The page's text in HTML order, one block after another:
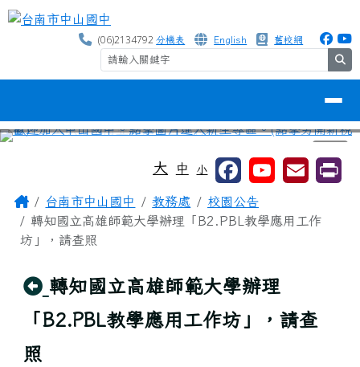
跳至主內容區
台南市中山國中
(06)2134792分機表 English 舊校網
⏸
大 中 小
主內容區域
Home台南市中山國中 教務處
校園公告
轉知國立高雄師範大學辦理「B2.PBL教學應用工作
坊」，請查照
回上頁
轉知國立高雄師範大學辦理
「B2.PBL教學應用工作坊」，請查
照
頁尾區域